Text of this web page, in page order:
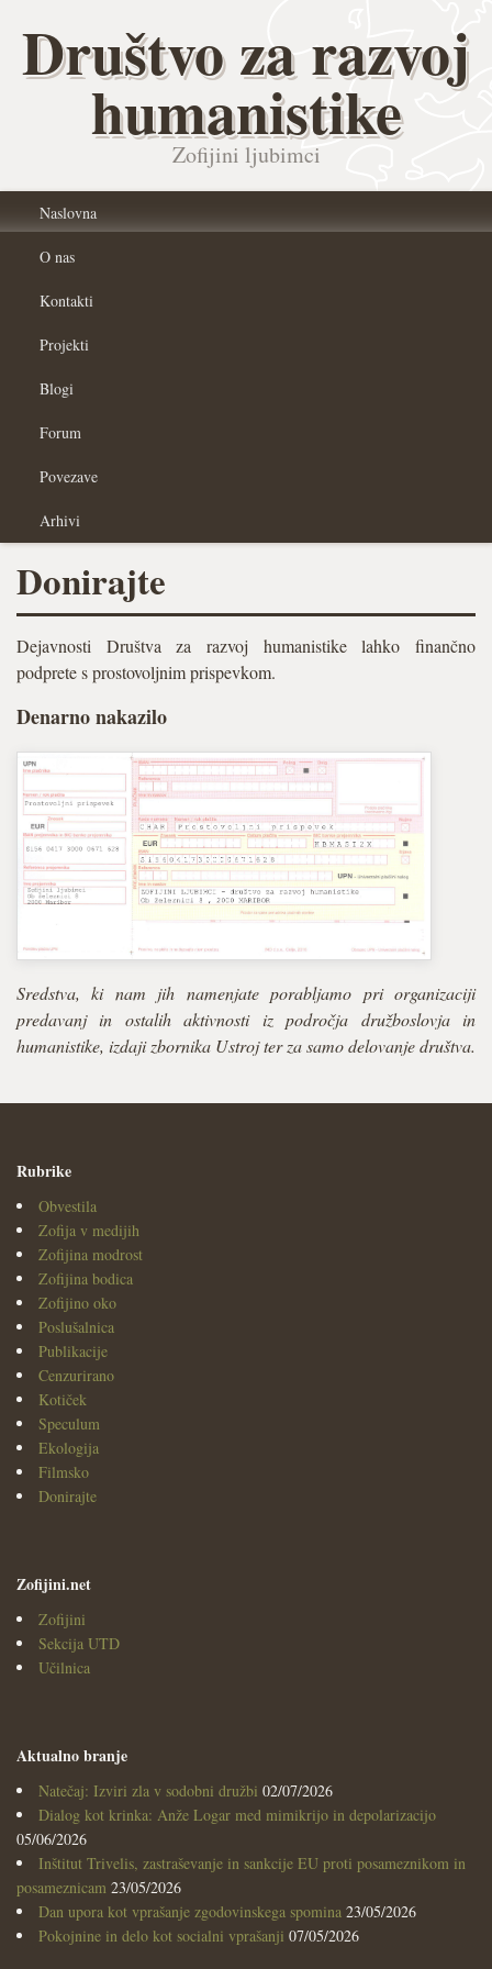
Društvo za razvoj
humanistike
Zofijini ljubimci
Naslovna
O nas
Kontakti
Projekti
Blogi
Forum
Povezave
Arhivi
Donirajte
Dejavnosti Društva za razvoj humanistike lahko finančno
podprete s prostovoljnim prispevkom.
Denarno nakazilo
Sredstva, ki nam jih namenjate porabljamo pri organizaciji
predavanj in ostalih aktivnosti iz področja družboslovja in
humanistike, izdaji zbornika Ustroj ter za samo delovanje društva.
Rubrike
Obvestila
Zofija v medijih
Zofijina modrost
Zofijina bodica
Zofijino oko
Poslušalnica
Publikacije
Cenzurirano
Kotiček
Speculum
Ekologija
Filmsko
Donirajte
Zofijini.net
Zofijini
Sekcija UTD
Učilnica
Aktualno branje
Natečaj: Izviri zla v sodobni družbi 02/07/2026
Dialog kot krinka: Anže Logar med mimikrijo in depolarizacijo
05/06/2026
Inštitut Trivelis, zastraševanje in sankcije EU proti posameznikom in
posameznicam 23/05/2026
Dan upora kot vprašanje zgodovinskega spomina 23/05/2026
Pokojnine in delo kot socialni vprašanji 07/05/2026